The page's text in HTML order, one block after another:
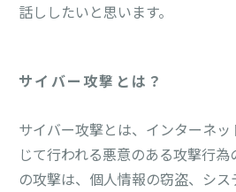
話ししたいと思います。
サイバー攻撃とは？
サイバー攻撃とは、インターネ
じて行われる悪意のある攻撃行為
の攻撃は、個人情報の窃盗、シ